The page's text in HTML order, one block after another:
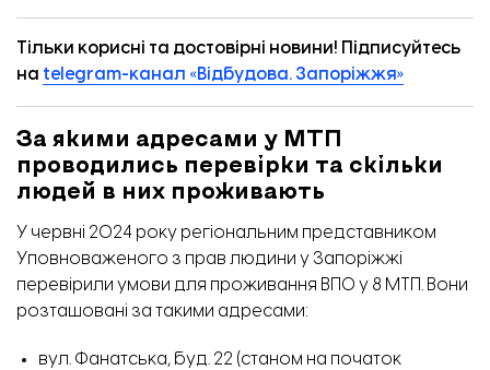
Тільки корисні та достовірні новини! Підписуйтесь
на telegram-канал «Відбудова. Запоріжжя»
За якими адресами у МТП
проводились перевірки та скільки
людей в них проживають
У червні 2024 року регіональним представником
Уповноваженого з прав людини у Запоріжжі
перевірили умови для проживання ВПО у 8 МТП. Вони
розташовані за такими адресами:
вул. Фанатська, буд. 22 (станом на початок